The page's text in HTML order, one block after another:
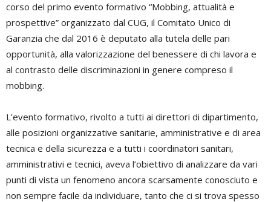
corso del primo evento formativo “Mobbing, attualità e
prospettive” organizzato dal CUG, il Comitato Unico di
Garanzia che dal 2016 è deputato alla tutela delle pari
opportunità, alla valorizzazione del benessere di chi lavora e
al contrasto delle discriminazioni in genere compreso il
mobbing.
L’evento formativo, rivolto a tutti ai direttori di dipartimento,
alle posizioni organizzative sanitarie, amministrative e di area
tecnica e della sicurezza e a tutti i coordinatori sanitari,
amministrativi e tecnici, aveva l’obiettivo di analizzare da vari
punti di vista un fenomeno ancora scarsamente conosciuto e
non sempre facile da individuare, tanto che ci si trova spesso